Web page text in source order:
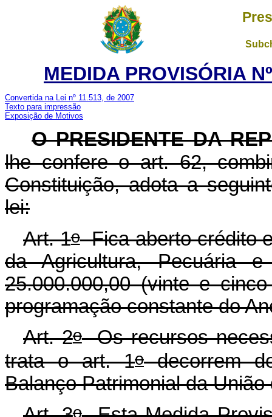
MEDIDA PROVISÓRIA
Convertida na Lei nº 11.513, de 2007
Texto para impressão
Exposição de Motivos
O PRESIDENTE DA
lhe confere o art. 62,
Constituição, adota a
lei:
Art. 1oFica aberto crédito
da Agricultura, Pecuária
25.000.000,00 (vinte e
programação constante do
Art. 2oOs recursos
trata o art. 1odecorrem
Balanço Patrimonial da União
o